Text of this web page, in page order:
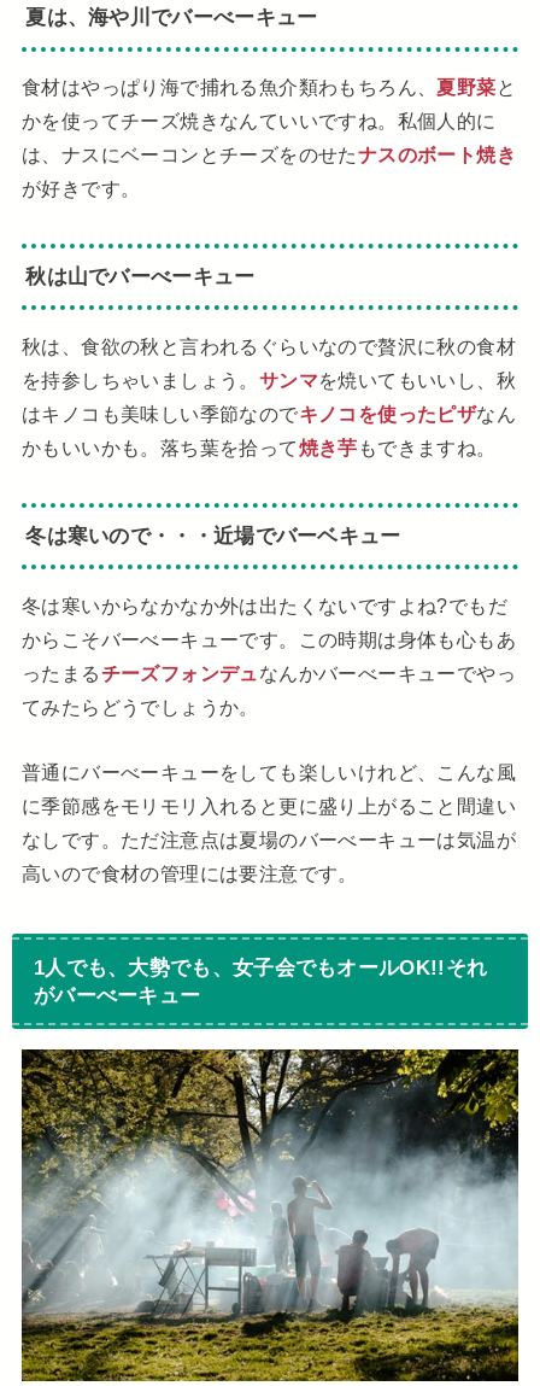
夏は、海や川でバーべーキュー
食材はやっぱり海で捕れる魚介類わもちろん、夏野菜と
かを使ってチーズ焼きなんていいですね。私個人的に
は、ナスにベーコンとチーズをのせたナスのボート焼き
が好きです。
秋は山でバーべーキュー
秋は、食欲の秋と言われるぐらいなので贅沢に秋の食材
を持参しちゃいましょう。 サンマを焼いてもいいし、秋
はキノコも美味しい季節なのでキノコを使ったピザなん
かもいいかも。落ち葉を拾って焼き芋 もできますね。
冬は寒いので・・・近場でバーベキュー
冬は寒いからなかなか外は出たくないですよね?でもだ
からこそバーべーキューです。この時期は身体も心もあ
ったまるチーズフォンデュなんかバーべーキューでやっ
てみたらどうでしょうか。
普通にバーべーキューをしても楽しいけれど、こんな風
に季節感をモリモリ入れると更に盛り上がること間違い
なしです。ただ注意点は夏場のバーべーキューは気温が
高いので食材の管理には要注意です。
1人でも、大勢でも、女子会でもオールOK!!それ
がバーべーキュー